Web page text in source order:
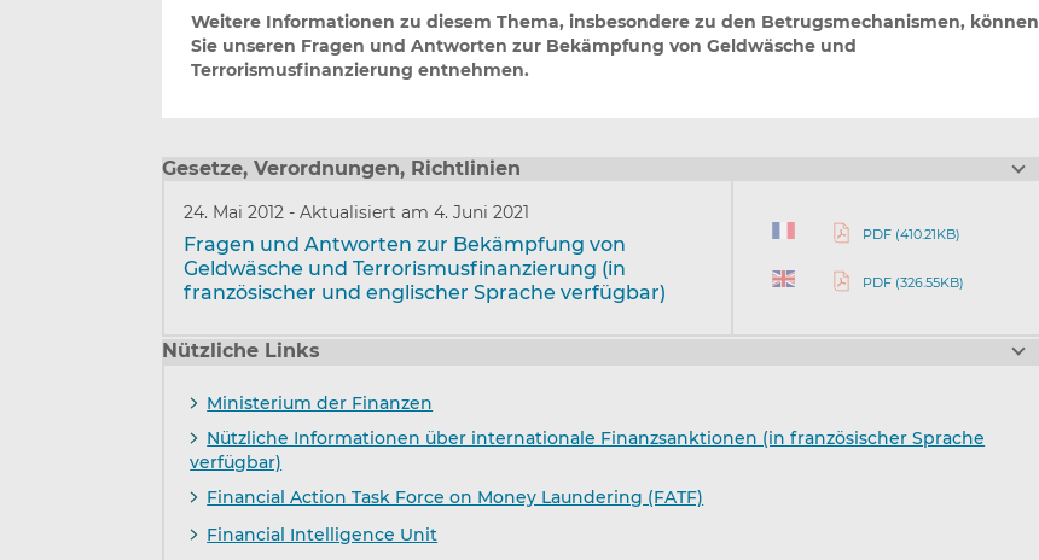
Weitere Informationen zu diesem Thema, insbesondere zu den Betrugsmechanismen, können
Sie unseren Fragen und Antworten zur Bekämpfung von Geldwäsche und
Terrorismusfinanzierung entnehmen.
Gesetze, Verordnungen, Richtlinien
24. Mai 2012-Aktualisiert am 4. Juni 2021
Fragen und Antworten zur Bekämpfung von
Geldwäsche und Terrorismusfinanzierung (in
französischer und englischer Sprache verfügbar)
PDF (410.21KB)
PDF (326.55KB)
Nützliche Links
Ministerium der Finanzen
Nützliche Informationen über internationale Finanzsanktionen (in französischer Sprache
verfügbar)
Financial Action Task Force on Money Laundering (FATF)
Financial Intelligence Unit